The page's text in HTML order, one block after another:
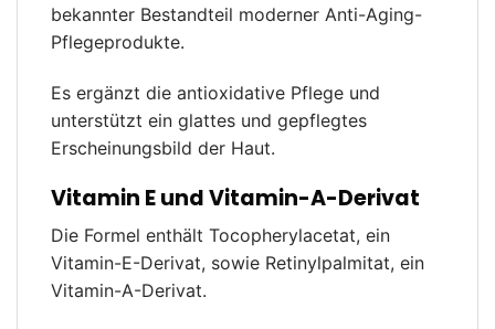
bekannter Bestandteil moderner Anti-Aging-
Pflegeprodukte.
Es ergänzt die antioxidative Pflege und
unterstützt ein glattes und gepflegtes
Erscheinungsbild der Haut.
Vitamin E und Vitamin-A-Derivat
Die Formel enthält Tocopherylacetat, ein
Vitamin-E-Derivat, sowie Retinylpalmitat, ein
Vitamin-A-Derivat.